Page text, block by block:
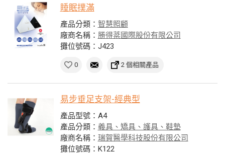
睡眠撲滿
產品分類： 智慧照顧
廠商名稱： 勝得棻國際股份有限公司
攤位號碼：J423
0 2 個相關產品
易步垂足支架-經典型
產品型號：A4
產品分類： 義具、矯具、護具、鞋墊
廠商名稱： 瑞賀醫學科技股份有限公司
攤位號碼：K122